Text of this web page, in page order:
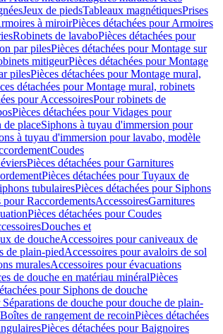
Jeux de piedsTableaux magnétiquesPrises
à miroirPièces détachées pour Armoires
Robinets de lavaboPièces détachées pour
par pilesPièces détachées pour Montage sur
mitigeurPièces détachées pour Montage
pilesPièces détachées pour Montage mural,
détachées pour Montage mural, robinets
pour AccessoiresPour robinets de
Pièces détachées pour Vidages pour
de placeSiphons à tuyau d'immersion pour
à tuyau d'immersion pour lavabo, modèle
Coudes
Pièces détachées pour Garnitures
Pièces détachées pour Tuyaux de
tubulairesPièces détachées pour Siphons
pour RaccordementsAccessoiresGarnitures
Pièces détachées pour Coudes
Douches et
de doucheAccessoires pour caniveaux de
de plain-piedAccessoires pour avaloirs de sol
muralesAccessoires pour évacuations
de douche en matériau minéralPièces
pour Siphons de douche
Séparations de douche pour douche de plain-
Boîtes de rangement de recoinPièces détachées
Pièces détachées pour Baignoires